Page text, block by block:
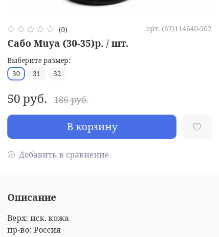
(0) арт. (87)114640-507
Сабо Muya (30-35)р. / шт.
Выберите размер:
30
31 32
50 руб. 186 руб.
В корзину
Добавить в сравнение
Описание
Верх: иск. кожа
пр-во: Россия